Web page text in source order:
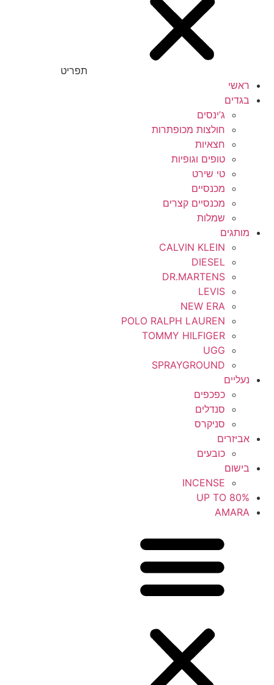
תפריט
ראשי
בגדים
ג’ינסים
חולצות מכופתרות
חצאיות
טופים וגופיות
טי שירט
מכנסיים
מכנסיים קצרים
שמלות
מותגים
CALVIN KLEIN
DIESEL
DR.MARTENS
LEVIS
NEW ERA
POLO RALPH LAUREN
TOMMY HILFIGER
UGG
SPRAYGROUND
נעליים
כפכפים
סנדלים
סניקרס
אביזרים
כובעים
בישום
INCENSE
UP TO 80%
AMARA